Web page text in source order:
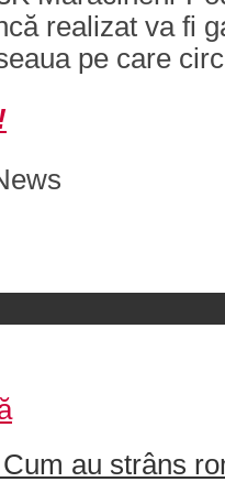
realizat va fi
pe care
au strâns